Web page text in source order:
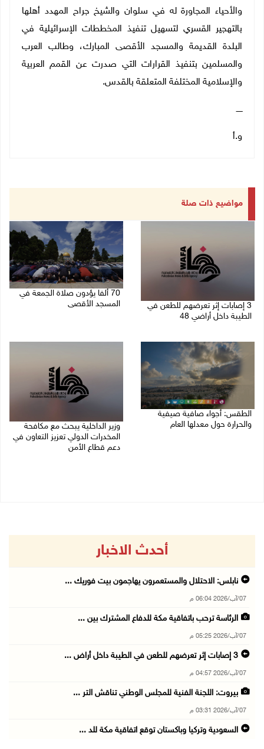
والأحياء المجاورة له في سلوان والشيخ جراح المهدد أهلها
بالتهجير القسري لتسهيل تنفيذ المخططات الإسرائيلية في
البلدة القديمة والمسجد الأقصى المبارك، وطالب العرب
والمسلمين بتنفيذ القرارات التي صدرت عن القمم العربية
والإسلامية المختلفة المتعلقة بالقدس.
ـــــ
و.أ
مواضيع ذات صلة
3 إصابات إثر تعرضهم للطعن في
الطيبة داخل أراضي 48
70 ألفا يؤدون صلاة الجمعة في
المسجد الأقصى
الطقس: أجواء صافية صيفية
والحرارة حول معدلها العام
وزير الداخلية يبحث مع مكافحة
المخدرات الدولي تعزيز التعاون في
دعم قطاع الأمن
أحدث الاخبار
نابلس: الاحتلال والمستعمرون يهاجمون بيت فوريك ...
07/آب/2026 06:04 م
الرئاسة ترحب باتفاقية مكة للدفاع المشترك بين ...
07/آب/2026 05:25 م
3 إصابات إثر تعرضهم للطعن في الطيبة داخل أراض ...
07/آب/2026 04:57 م
بيروت: اللجنة الفنية للمجلس الوطني تناقش التر ...
07/آب/2026 03:31 م
السعودية وتركيا وباكستان توقع اتفاقية مكة للد ...